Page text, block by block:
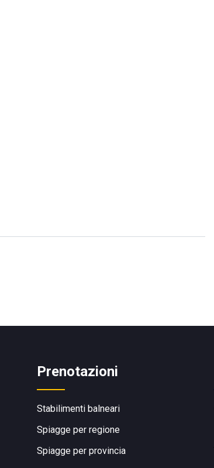
Prenotazioni
Stabilimenti balneari
Spiagge per regione
Spiagge per provincia